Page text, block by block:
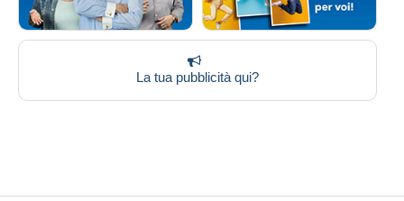
La tua pubblicità qui?